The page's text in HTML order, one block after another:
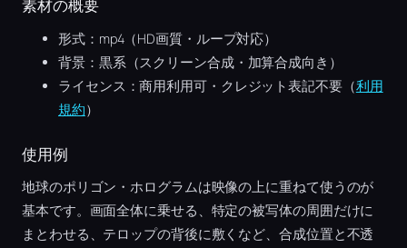
素材の概要
形式：mp4（HD画質・ループ対応）
背景：黒系（スクリーン合成・加算合成向き）
ライセンス：商用利用可・クレジット表記不要（利用
規約）
使用例
地球のポリゴン・ホログラムは映像の上に重ねて使うのが
基本です。画面全体に乗せる、特定の被写体の周囲だけに
まとわせる、テロップの背後に敷くなど、合成位置と不透